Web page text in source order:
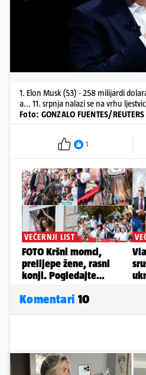
1. Elon Musk (53) - 258 milijardi
a... 11. srpnja nalazi se na vrhu
Foto: GONZALO FUENTES/REUTERS
1
Komentari 10